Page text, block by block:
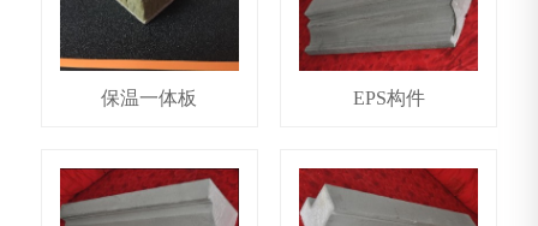
保温一体板 EPS构件